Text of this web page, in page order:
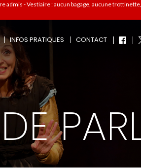
admis - Vestiaire : aucun bagage, aucune
INFOS PRATIQUES CONTACT